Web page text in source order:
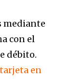
mediante
con el
débito.
en